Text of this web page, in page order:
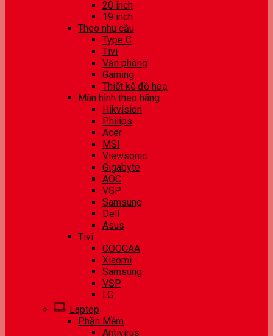
20 inch
19 inch
Theo nhu cầu
Type C
Tivi
Văn phòng
Gaming
Thiết kế đồ hoạ
Màn hình theo hãng
Hikvision
Philips
Acer
MSI
Viewsonic
Gigabyte
AOC
VSP
Samsung
Dell
Asus
Tivi
COOCAA
Xiaomi
Samsung
VSP
LG
Laptop
Phần Mềm
Antivirus